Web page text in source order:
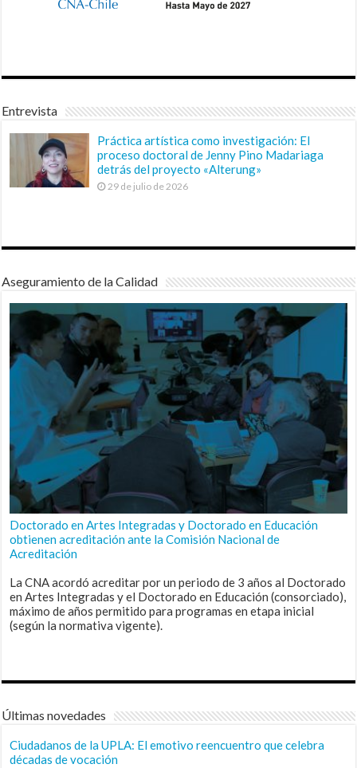
Entrevista
Práctica artística como investigación: El
proceso doctoral de Jenny Pino Madariaga
detrás del proyecto «Alterung»
29 de julio de 2026
Aseguramiento de la Calidad
Doctorado en Artes Integradas y Doctorado en Educación
obtienen acreditación ante la Comisión Nacional de
Acreditación
La CNA acordó acreditar por un periodo de 3 años al Doctorado
en Artes Integradas y el Doctorado en Educación (consorciado),
máximo de años permitido para programas en etapa inicial
(según la normativa vigente).
Últimas novedades
Ciudadanos de la UPLA: El emotivo reencuentro que celebra
décadas de vocación